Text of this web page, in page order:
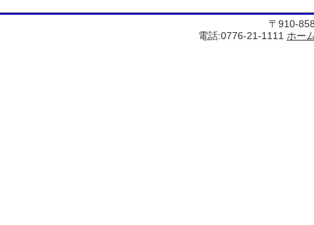
〒910-
電話:0776-21-1111 ホー